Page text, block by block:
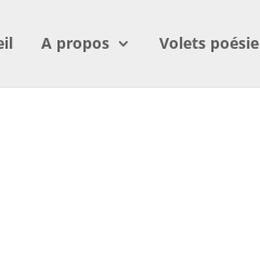
A propos Volets poésie